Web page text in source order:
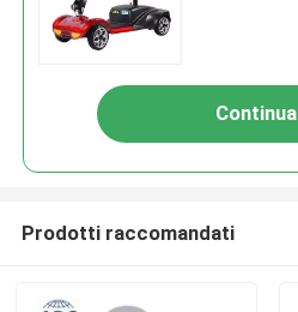
Continua
Prodotti raccomandati